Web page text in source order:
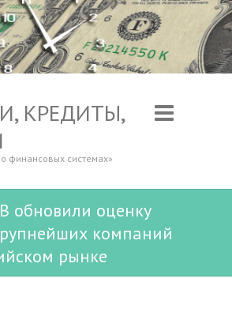
КРЕДИТЫ,
финансовых системах»
обновили оценку
компаний
рынке